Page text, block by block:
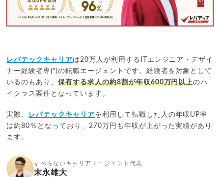
レバテックキャリアは20万人が利用するITエンジニア・デザイ
ナー経験者専門の転職エージェントです。経験者を対象として
いるのもあり、保有する求人の約8割が年収600万円以上のハ
イクラス案件となっています。
実際、 レバテックキャリアを利用して転職した人の年収UP率
は約80％となっており、270万円も年収が上がった実績があり
ます。
すべらないキャリアエージェント代表
末永雄大